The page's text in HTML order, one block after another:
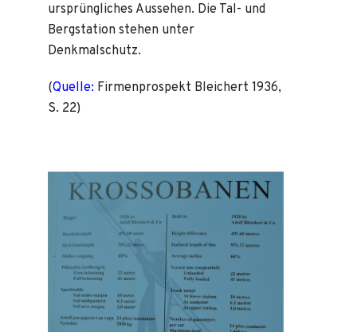
ursprüngliches Aussehen. Die Tal- und
Bergstation stehen unter
Denkmalschutz.
(Quelle: Firmenprospekt Bleichert 1936,
S. 22)